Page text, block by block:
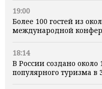
19:00
Более 100 гостей из
международной
18:14
В России создано
популярного туризма в